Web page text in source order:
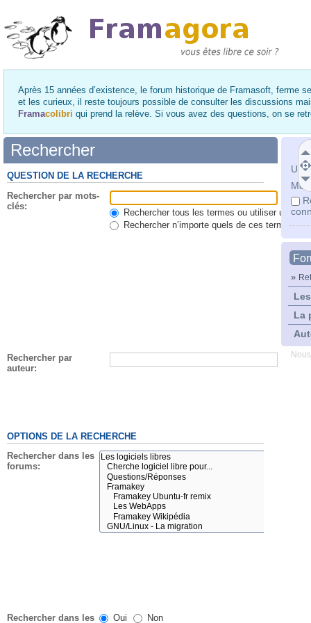
Après 15 années d’existence, le forum historique de Framasoft, ferme
et les curieux, il reste toujours possible de consulter les discussions
Framacolibri qui prend la relève. Si vous avez des questions, on se
Mot
»
La
Rechercher
QUESTION DE LA RECHERCHE
Rechercher par mots-
clés:
Rechercher tous les termes ou utiliser une
Rechercher n’importe quels de ces termes
Rechercher par
auteur:
OPTIONS DE LA RECHERCHE
Rechercher dans les
forums:
Rechercher dans les Oui Non